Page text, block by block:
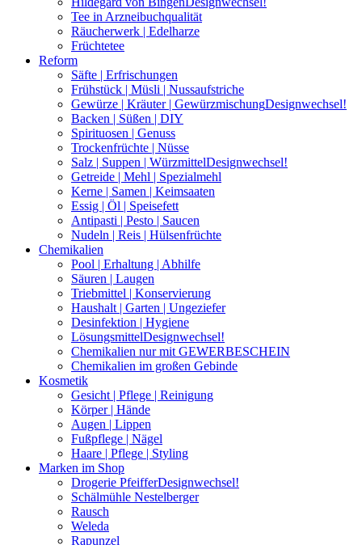
Tee in Arzneibuchqualität
Räucherwerk | Edelharze
Früchtetee
Reform
Säfte | Erfrischungen
Frühstück | Müsli | Nussaufstriche
Gewürze | Kräuter | GewürzmischungDesignwechsel!
Backen | Süßen | DIY
Spirituosen | Genuss
Trockenfrüchte | Nüsse
Salz | Suppen | WürzmittelDesignwechsel!
Getreide | Mehl | Spezialmehl
Kerne | Samen | Keimsaaten
Essig | Öl | Speisefett
Antipasti | Pesto | Saucen
Nudeln | Reis | Hülsenfrüchte
Chemikalien
Pool | Erhaltung | Abhilfe
Säuren | Laugen
Triebmittel | Konservierung
Haushalt | Garten | Ungeziefer
Desinfektion | Hygiene
LösungsmittelDesignwechsel!
Chemikalien nur mit GEWERBESCHEIN
Chemikalien im großen Gebinde
Kosmetik
Gesicht | Pflege | Reinigung
Körper | Hände
Augen | Lippen
Fußpflege | Nägel
Haare | Pflege | Styling
Marken im Shop
Drogerie PfeifferDesignwechsel!
Schälmühle Nestelberger
Rausch
Weleda
Rapunzel